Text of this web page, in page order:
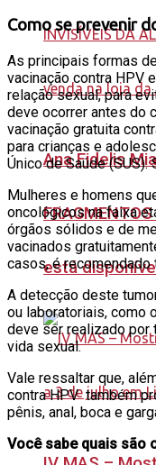
Ana Fidelis
está
Como se prevenir
As principais formas
vacinação contra HPV
relação sexual, para
deve ocorrer antes do
vacinação gratuita
para crianças e
Único de Saúde
Mulheres e homens
oncológicos na faixa
órgãos sólidos e de
vacinados
casos, é
A detecção deste
ou laboratoriais, como
deve ser realizado por
vida sexual.
Vale ressaltar que,
contra HPV também
pênis, anal, boca e
Você sabe quais são